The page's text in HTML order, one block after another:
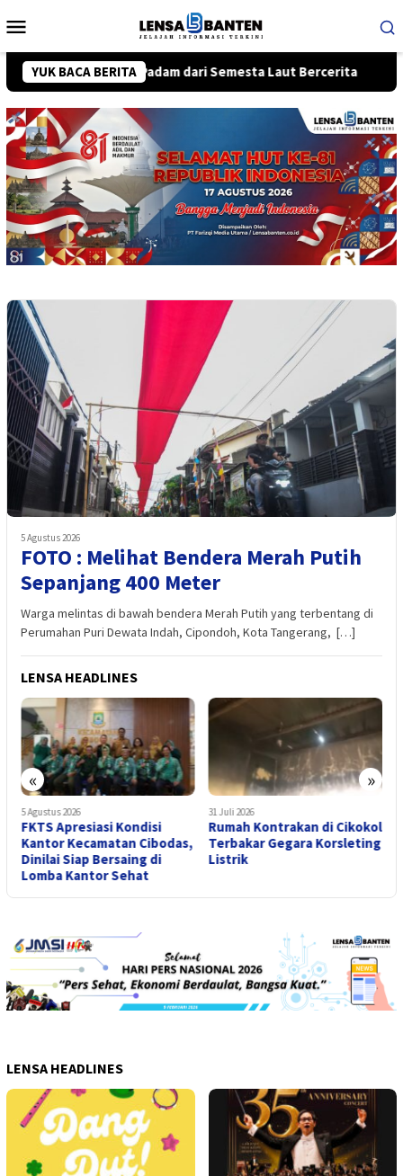
ke
Mobile
YUK BACA BERITA
Padam dari Semesta Laut Bercerita Dangdut
5 Agustus 2026
FOTO : Melihat Bendera Merah Putih
Sepanjang 400 Meter
Warga melintas di bawah bendera Merah Putih yang terbentang di
Perumahan Puri Dewata Indah, Cipondoh, Kota Tangerang, […]
LENSA HEADLINES
« »
5 Agustus 2026
FKTS Apresiasi Kondisi
Kantor Kecamatan Cibodas,
Dinilai Siap Bersaing di
Lomba Kantor Sehat
31 Juli 2026
Rumah Kontrakan di Cikokol
Terbakar Gegara Korsleting
Listrik
LENSA HEADLINES